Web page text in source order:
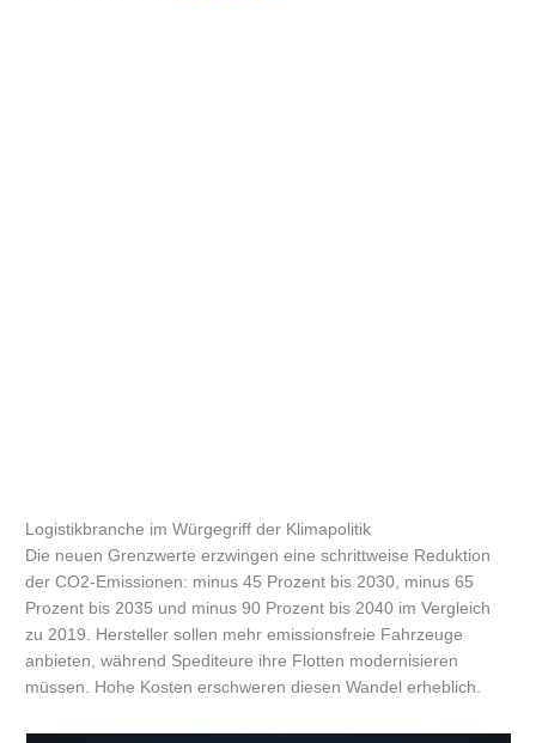
Logistikbranche im Würgegriff der Klimapolitik
Die neuen Grenzwerte erzwingen eine schrittweise Reduktion
der CO2-Emissionen: minus 45 Prozent bis 2030, minus 65
Prozent bis 2035 und minus 90 Prozent bis 2040 im Vergleich
zu 2019. Hersteller sollen mehr emissionsfreie Fahrzeuge
anbieten, während Spediteure ihre Flotten modernisieren
müssen. Hohe Kosten erschweren diesen Wandel erheblich.